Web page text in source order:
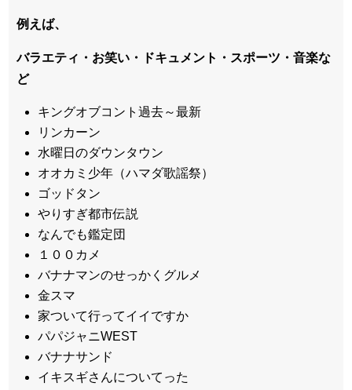
例えば、
バラエティ・お笑い・ドキュメント・スポーツ・音楽な
ど
キングオブコント過去～最新
リンカーン
水曜日のダウンタウン
オオカミ少年（ハマダ歌謡祭）
ゴッドタン
やりすぎ都市伝説
なんでも鑑定団
１００カメ
バナナマンのせっかくグルメ
金スマ
家ついて行ってイイですか
パパジャニWEST
バナナサンド
イキスギさんについてった